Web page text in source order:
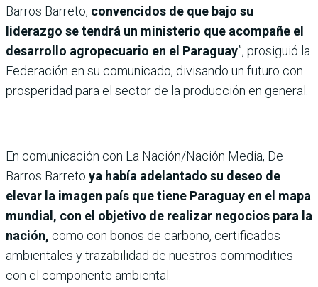
Barros Barreto, convencidos de que bajo su
liderazgo se tendrá un ministerio que acompañe el
desarrollo agropecuario en el Paraguay”, prosiguió la
Federación en su comunicado, divisando un futuro con
prosperidad para el sector de la producción en general.
En comunicación con La Nación/Nación Media, De
Barros Barreto ya había adelantado su deseo de
elevar la imagen país que tiene Paraguay en el mapa
mundial, con el objetivo de realizar negocios para la
nación, como con bonos de carbono, certificados
ambientales y trazabilidad de nuestros commodities
con el componente ambiental.